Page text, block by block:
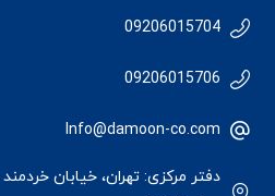
09206015704
09206015706
Info@damoon-co.com
دفتر مرکزی: تهران، خیابان